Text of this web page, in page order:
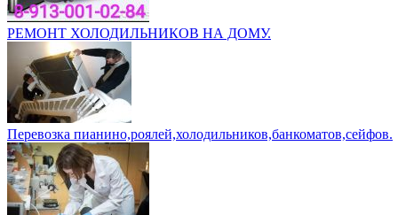
РЕМОНТ ХОЛОДИЛЬНИКОВ НА ДОМУ.
Перевозка пианино,роялей,холодильников,банкоматов,сейфов.